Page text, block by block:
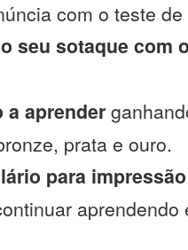
com o teste
seu sotaque com
a aprender
prata e ouro.
para impressão
aprendendo